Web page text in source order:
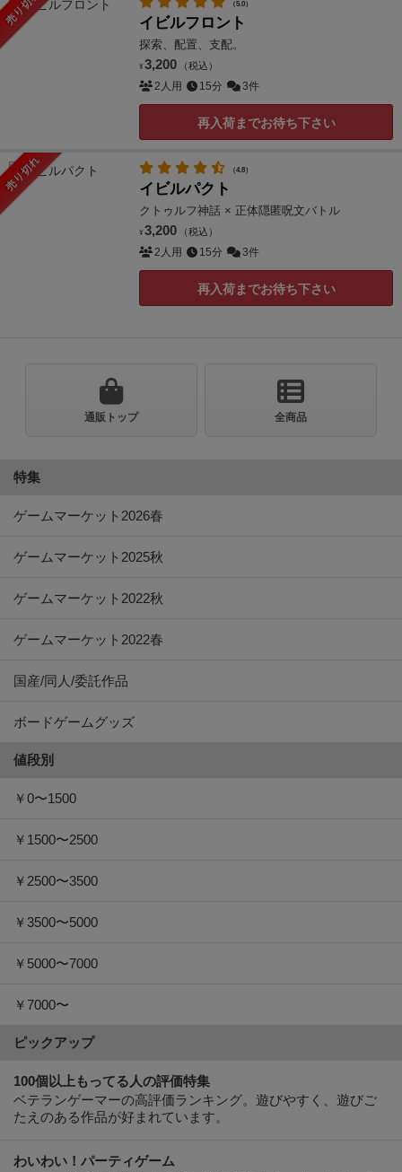
（5.0）
イビルフロント
探索、配置、支配。
¥ 3,200 （税込）
2人用 15分 3件
再入荷までお待ち下さい
売り切れ （4.8）
イビルパクト
クトゥルフ神話 × 正体隠匿呪文バトル
¥ 3,200 （税込）
2人用 15分 3件
再入荷までお待ち下さい
通販トップ 全商品
特集
ゲームマーケット2026春
ゲームマーケット2025秋
ゲームマーケット2022秋
ゲームマーケット2022春
国産/同人/委託作品
ボードゲームグッズ
値段別
￥0〜1500
￥1500〜2500
￥2500〜3500
￥3500〜5000
￥5000〜7000
￥7000〜
ピックアップ
100個以上もってる人の評価特集
ベテランゲーマーの高評価ランキング。遊びやすく、遊びご
たえのある作品が好まれています。
わいわい！パーティゲーム